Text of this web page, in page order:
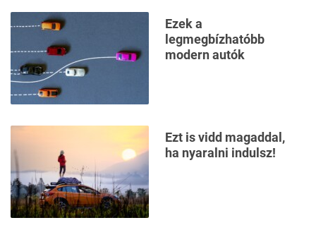
Ezek a
legmegbízhatóbb
modern autók
Ezt is vidd magaddal,
ha nyaralni indulsz!